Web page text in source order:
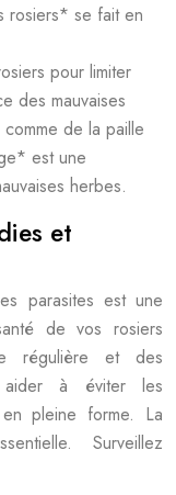
rosiers* se fait en
pour limiter
des mauvaises
de la paille
est une
herbes.
et
parasites est une
de vos rosiers
régulière et des
aider à éviter les
pleine forme. La
Surveillez